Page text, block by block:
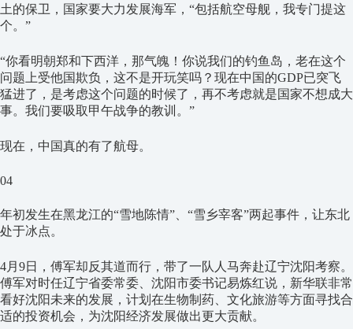
土的保卫，国家要大力发展海军，“包括航空母舰，我专门提这
个。”
“你看明朝郑和下西洋，那气魄！你说我们的钓鱼岛，老在这个
问题上受他国欺负，这不是开玩笑吗？现在中国的GDP已突飞
猛进了，是考虑这个问题的时候了，再不考虑就是国家不想成大
事。我们要吸取甲午战争的教训。”
现在，中国真的有了航母。
04
年初发生在黑龙江的“雪地陈情”、“雪乡宰客”两起事件，让东北
处于冰点。
4月9日，傅军却反其道而行，带了一队人马奔赴辽宁沈阳考察。
傅军对时任辽宁省委常委、沈阳市委书记易炼红说，新华联非常
看好沈阳未来的发展，计划在生物制药、文化旅游等方面寻找合
适的投资机会，为沈阳经济发展做出更大贡献。